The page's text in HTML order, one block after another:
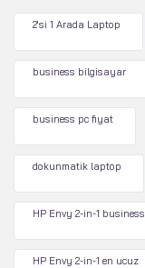
2'si 1 Arada Laptop
business bilgisayar
business pc fiyat
dokunmatik laptop
HP Envy 2-in-1 business
HP Envy 2-in-1 en ucuz